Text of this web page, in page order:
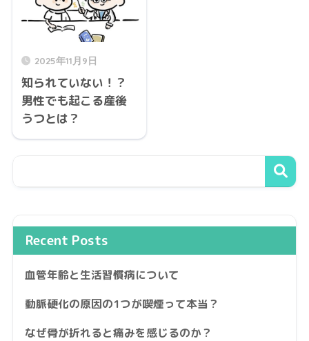
2025年11月9日
知られていない！？
男性でも起こる産後
うつとは？
Recent Posts
血管年齢と生活習慣病について
動脈硬化の原因の1つが喫煙って本当？
なぜ骨が折れると痛みを感じるのか？